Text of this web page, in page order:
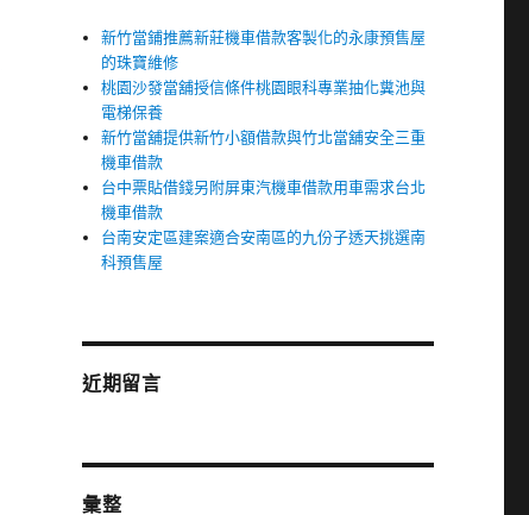
新竹當鋪推薦新莊機車借款客製化的永康預售屋
的珠寶維修
桃園沙發當舖授信條件桃園眼科專業抽化糞池與
電梯保養
新竹當舖提供新竹小額借款與竹北當舖安全三重
機車借款
台中票貼借錢另附屏東汽機車借款用車需求台北
機車借款
台南安定區建案適合安南區的九份子透天挑選南
科預售屋
近期留言
彙整